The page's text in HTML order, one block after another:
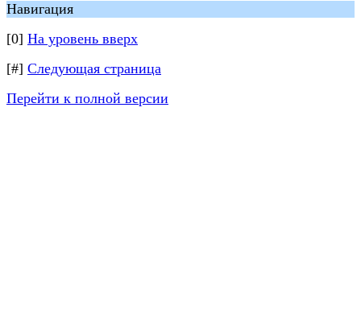
Навигация
[0] На уровень вверх
[#] Следующая страница
Перейти к полной версии